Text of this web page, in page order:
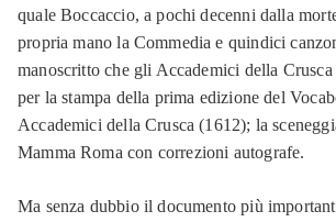
quale Boccaccio, a pochi decenni dalla
propria mano la Commedia e quindici
manoscritto che gli Accademici della Crusca
per la stampa della prima edizione del
Accademici della Crusca (1612); la
Mamma Roma con correzioni autografe.
Ma senza dubbio il documento più